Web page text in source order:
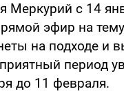
Меркурий с 14
эфир на
на подходе и
период
до 11 февраля.